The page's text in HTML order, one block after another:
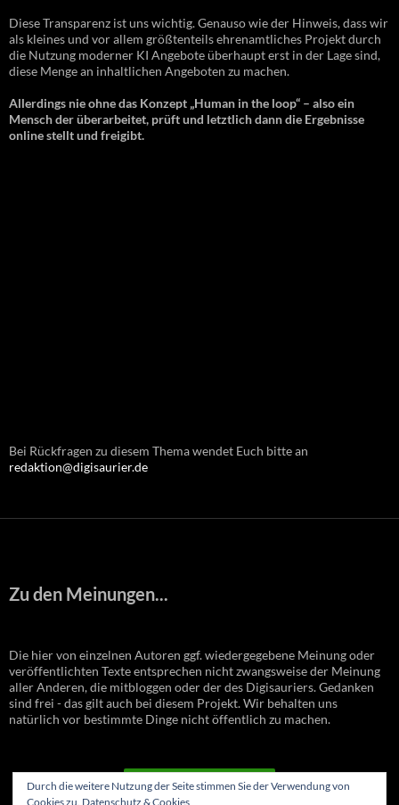
Diese Transparenz ist uns wichtig. Genauso wie der Hinweis, dass wir
als kleines und vor allem größtenteils ehrenamtliches Projekt durch
die Nutzung moderner KI Angebote überhaupt erst in der Lage sind,
diese Menge an inhaltlichen Angeboten zu machen.
Allerdings nie ohne das Konzept „Human in the loop“ – also ein
Mensch der überarbeitet, prüft und letztlich dann die Ergebnisse
online stellt und freigibt.
Bei Rückfragen zu diesem Thema wendet Euch bitte an
redaktion@digisaurier.de
Zu den Meinungen...
Die hier von einzelnen Autoren ggf. wiedergegebene Meinung oder
veröffentlichten Texte entsprechen nicht zwangsweise der Meinung
aller Anderen, die mitbloggen oder der des Digisauriers. Gedanken
sind frei - das gilt auch bei diesem Projekt. Wir behalten uns
natürlich vor bestimmte Dinge nicht öffentlich zu machen.
VERTRAG WIDERRUFEN
Durch die weitere Nutzung der Seite stimmen Sie der Verwendung von
Cookies zu. Datenschutz & Cookies